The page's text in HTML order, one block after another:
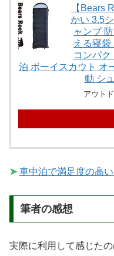
【Bears
かい 3.5
ャンプ
える寝
コンパク
泊 ボーイスカウト オ
動 シ
アウト
➤ 車中泊で満足度の高
筆者の感想
実際に利用して感じた